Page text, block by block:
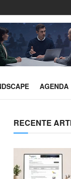
AGENDA
RECENTE